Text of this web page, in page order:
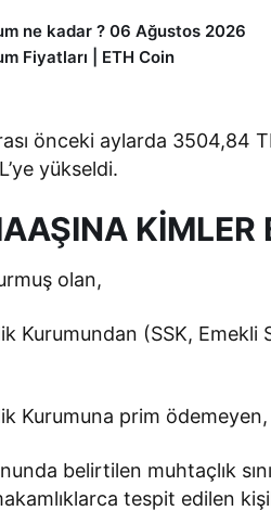
ne kadar ? 06 Ağustos 2026
Fiyatları | ETH Coin
önceki aylarda 3504,84
yükseldi.
KİMLER
olan,
Kurumundan (SSK, Emekli
Kurumuna prim ödemeyen,
belirtilen muhtaçlık
tespit edilen